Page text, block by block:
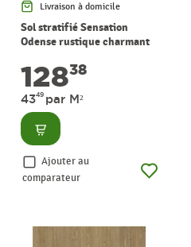
Livraison à domicile
Sol stratifié Sensation
Odense rustique charmant
12838
4349 par M²
Consulter
Ajouter au
comparateur